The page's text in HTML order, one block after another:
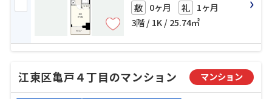
敷 0ヶ月 礼 1ヶ月
3階 / 1K / 25.74㎡
江東区亀戸４丁目のマンション マンション